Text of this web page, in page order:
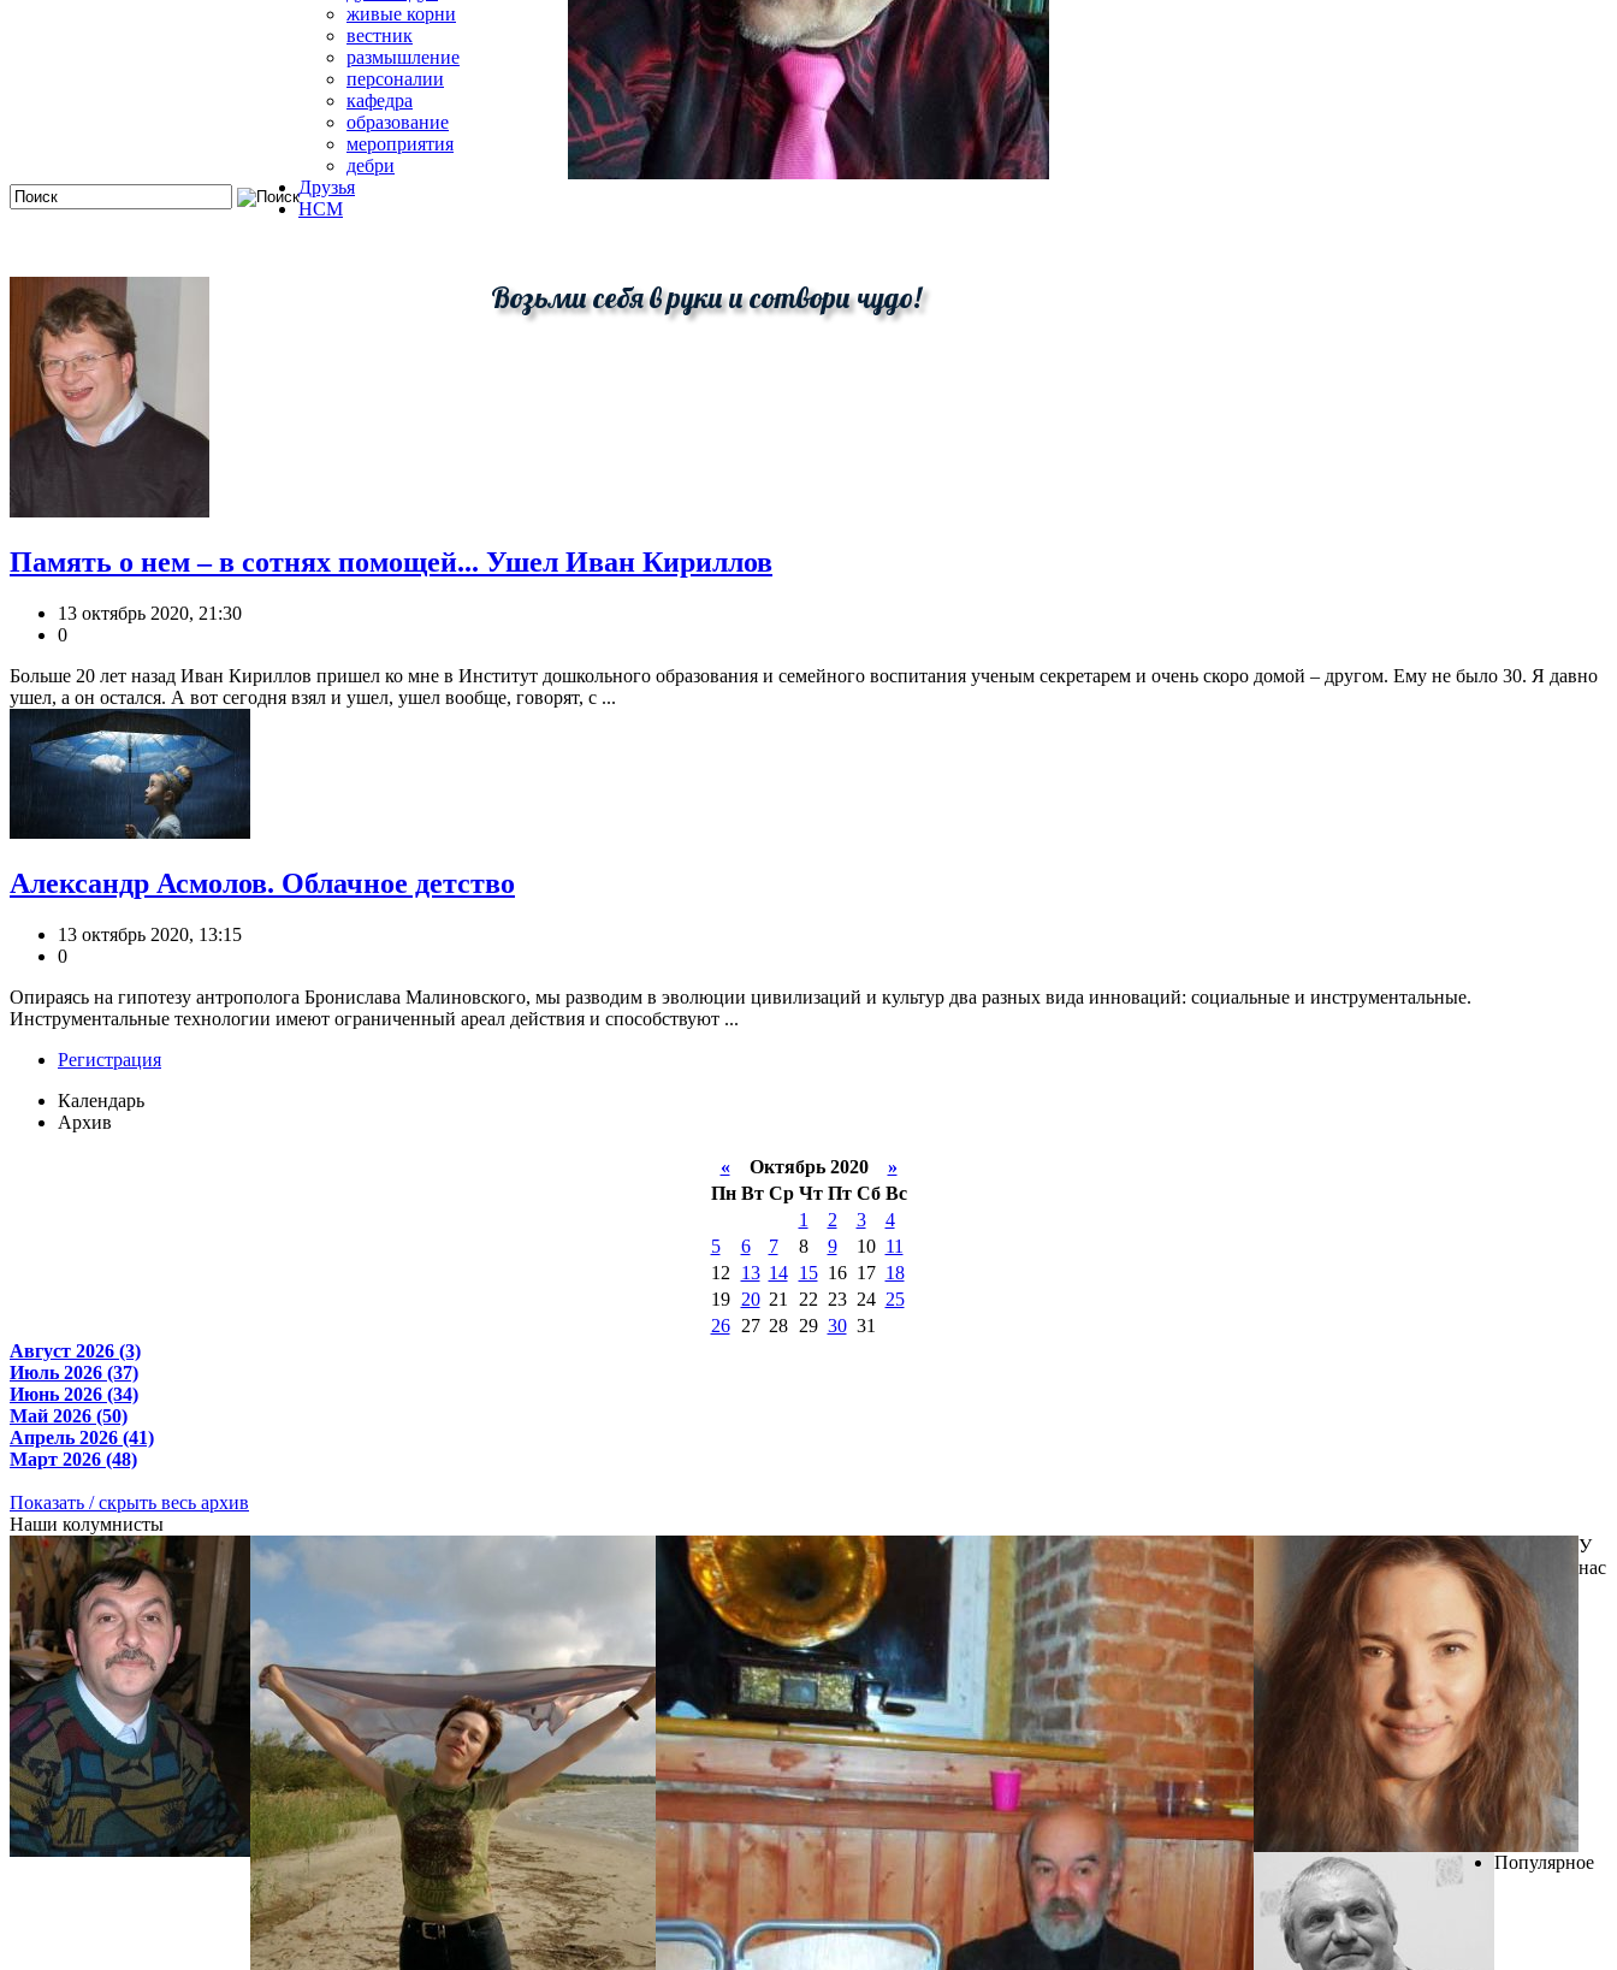
Возьми себя в руки и сотвори чудо!
живые корни
вестник
размышление
персоналии
кафедра
образование
мероприятия
дебри
Друзья
HCM
Память о нем – в сотнях помощей... Ушел Иван Кириллов
13 октябрь 2020, 21:30
0
Больше 20 лет назад Иван Кириллов пришел ко мне в Институт дошкольного образования и семейного воспитания ученым секретарем и очень скоро домой – другом. Ему не было 30. Я давно
ушел, а он остался. А вот сегодня взял и ушел, ушел вообще, говорят, с ...
Александр Асмолов. Облачное детство
13 октябрь 2020, 13:15
0
Опираясь на гипотезу антрополога Бронислава Малиновского, мы разводим в эволюции цивилизаций и культур два разных вида инноваций: социальные и инструментальные.
Инструментальные технологии имеют ограниченный ареал действия и способствуют ...
Регистрация
Календарь
Архив
«Октябрь 2020 »
Пн Вт Ср Чт Пт Сб Вс
1
2 3
4
5
6 7 8 9 10 11
12
13 14 15 16 17 18
19
20 21 22 23 24 25
26
27 28 29 30 31
Август 2026 (3)
Июль 2026 (37)
Июнь 2026 (34)
Май 2026 (50)
Апрель 2026 (41)
Март 2026 (48)
Показать / скрыть весь архив
Наши колумнисты
У
нас
Популярное